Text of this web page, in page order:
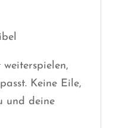
Keine Eile,
und deine